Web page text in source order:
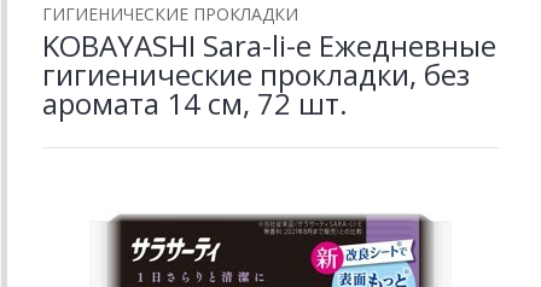
ГИГИЕНИЧЕСКИЕ ПРОКЛАДКИ
KOBAYASHI Sara-li-e Ежедневные
гигиенические прокладки, без
аромата 14 см, 72 шт.